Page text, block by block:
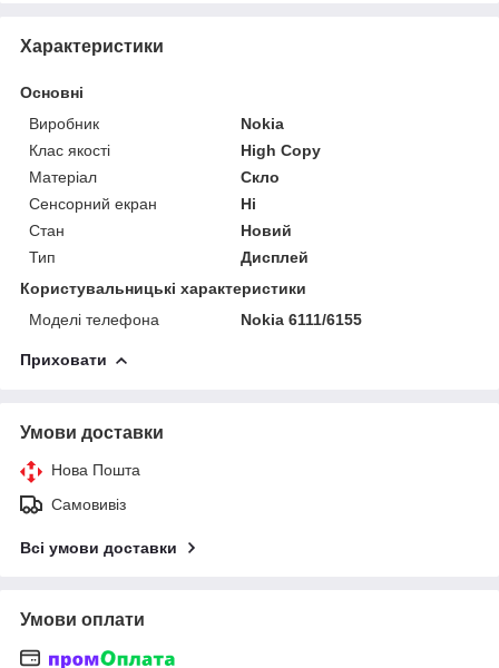
Характеристики
Основні
Виробник
Nokia
Клас якості
High Copy
Матеріал
Скло
Сенсорний екран
Ні
Стан
Новий
Тип
Дисплей
Користувальницькі характеристики
Моделі телефона
Nokia 6111/6155
Приховати
Умови доставки
Нова Пошта
Самовивіз
Всі умови доставки
Умови оплати